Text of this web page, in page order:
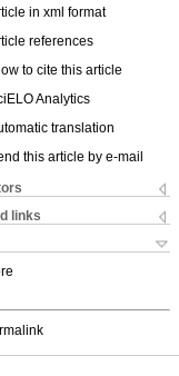
in xml format
references
to cite this article
Analytics
translation
this article by e-mail
links